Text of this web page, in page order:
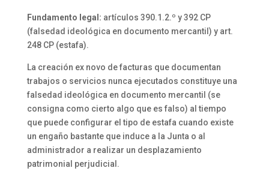
Fundamento legal: artículos 390.1.2.º y 392 CP
(falsedad ideológica en documento mercantil) y art.
248 CP (estafa).
La creación ex novo de facturas que documentan
trabajos o servicios nunca ejecutados constituye una
falsedad ideológica en documento mercantil (se
consigna como cierto algo que es falso) al tiempo
que puede configurar el tipo de estafa cuando existe
un engaño bastante que induce a la Junta o al
administrador a realizar un desplazamiento
patrimonial perjudicial.